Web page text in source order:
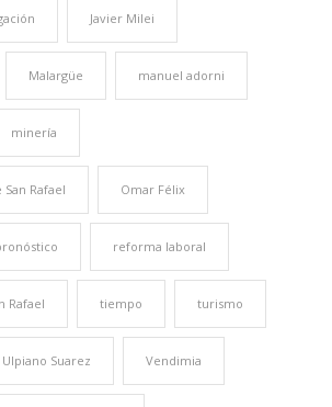
Javier Milei
Malargüe manuel adorni
minería
Rafael Omar Félix
reforma laboral
Rafael tiempo turismo
Ulpiano Suarez Vendimia